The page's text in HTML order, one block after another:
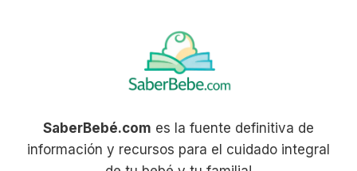
SaberBebé.com es la fuente definitiva de
información y recursos para el cuidado integral